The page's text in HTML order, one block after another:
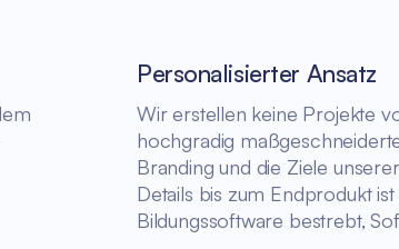
Personalisierter Ansatz
Wir erstellen keine Projekte
hochgradig
Branding und die Ziele
Details bis zum Endprodukt
Bildungssoftware bestrebt,